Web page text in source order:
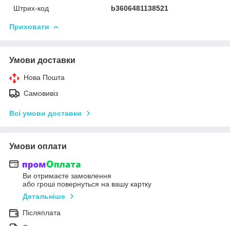
Штрих-код
b3606481138521
Приховати
Умови доставки
Нова Пошта
Самовивіз
Всі умови доставки
Умови оплати
Ви отримаєте замовлення
або гроші повернуться на вашу картку
Детальніше
Післяплата